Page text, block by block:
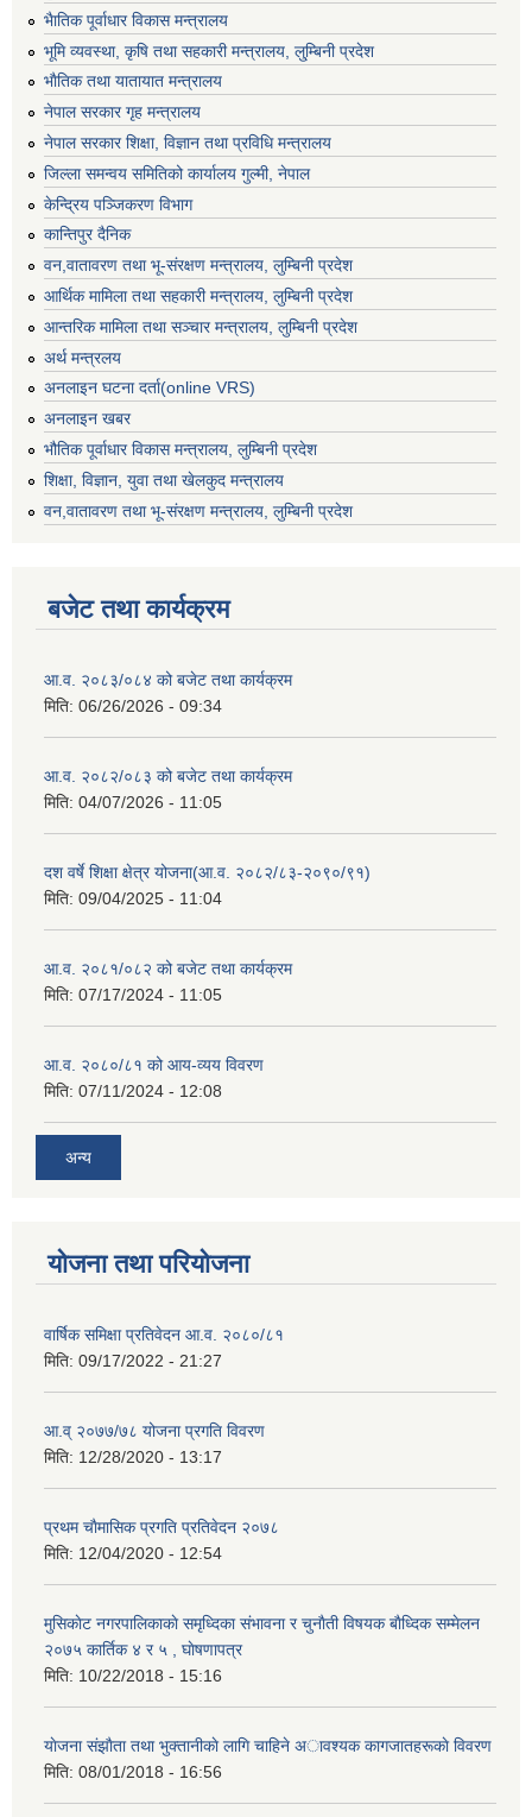
भैातिक पूर्वाधार विकास मन्त्रालय
भूमि व्यवस्था, कृषि तथा सहकारी मन्त्रालय, लु्म्बिनी प्रदेश
भाैतिक तथा यातायात मन्त्रालय
नेपाल सरकार गृह मन्त्रालय
नेपाल सरकार शिक्षा, विज्ञान तथा प्रविधि मन्त्रालय
जिल्ला समन्वय समितिको कार्यालय गुल्मी, नेपाल
केन्द्रिय पञ्जिकरण विभाग
कान्तिपुर दैनिक
वन,वातावरण तथा भू-संरक्षण मन्त्रालय, लुम्बिनी प्रदेश
आर्थिक मामिला तथा सहकारी मन्त्रालय, लुम्बिनी प्रदेश
आन्तरिक मामिला तथा सञ्चार मन्त्रालय, लुम्बिनी प्रदेश
अर्थ मन्त्रलय
अनलाइन घटना दर्ता(online VRS)
अनलाइन खबर
भौतिक पूर्वाधार विकास मन्त्रालय, लुम्बिनी प्रदेश
शिक्षा, विज्ञान, युवा तथा खेलकुद मन्‍‍त्रालय
वन,वातावरण तथा भू-संरक्षण मन्त्रालय, लुम्बिनी प्रदेश
बजेट तथा कार्यक्रम
आ.व. २०८३/०८४ को बजेट तथा कार्यक्रम
मिति: 06/26/2026 - 09:34
आ.व. २०८२/०८३ को बजेट तथा कार्यक्रम
मिति: 04/07/2026 - 11:05
दश वर्षे शिक्षा क्षेत्र योजना(आ.व. २०८२/८३-२०९०/९१)
मिति: 09/04/2025 - 11:04
आ.व. २०८१/०८२ को बजेट तथा कार्यक्रम
मिति: 07/17/2024 - 11:05
आ.व. २०८०/८१ को आय-व्यय विवरण
मिति: 07/11/2024 - 12:08
अन्य
योजना तथा परियोजना
वार्षिक समिक्षा प्रतिवेदन आ.व. २०८०/८१
मिति: 09/17/2022 - 21:27
आ.व् २०७७/७८ योजना प्रगति विवरण
मिति: 12/28/2020 - 13:17
प्रथम चाैमासिक प्रगति प्रतिवेदन २०७८
मिति: 12/04/2020 - 12:54
मुसिकाेट नगरपालिकाकाे समृध्दिका संभावना र चुनाैती विषयक बाैध्दिक सम्मेलन
२०७५ कार्तिक ४ र ५ , घाेषणापत्र
मिति: 10/22/2018 - 15:16
याेजना संझाैता तथा भुक्तानीकाे लागि चाहिने अावश्यक कागजातहरूकाे विवरण
मिति: 08/01/2018 - 16:56